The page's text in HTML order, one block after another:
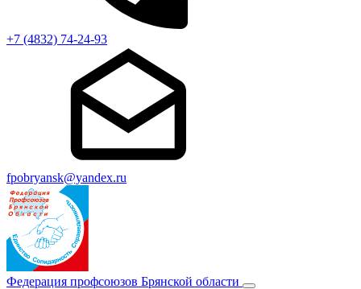
+7 (4832) 74-24-93
fpobryansk@yandex.ru
Федерация профсоюзов Брянской области